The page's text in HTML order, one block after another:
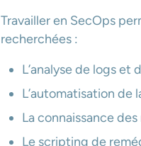
Travailler en SecOps
recherchées :
L’analyse de logs et
L’automatisation
La connaissance
Le scripting de